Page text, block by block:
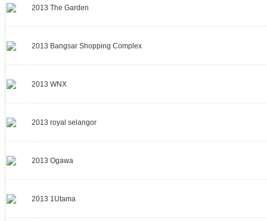
2013 The Garden
2013 Bangsar Shopping Complex
2013 WNX
2013 royal selangor
2013 Ogawa
2013 1Utama